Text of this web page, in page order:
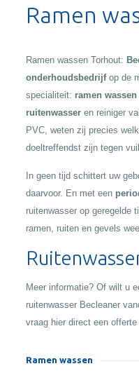
Ramen
Ramen wassen Torhout:
onderhoudsbedrijfop de
specialiteit: ramen
ruitenwasseren reiniger
PVC, weten zij precies
doeltreffendst zijn tegen
In geen tijd schittert uw
daarvoor. En met een
ruitenwasser op geregelde
ramen, ruiten en gevels
Meer informatie? Of wilt u
ruitenwasser Becleaner
vraag hier direct een
Ramen wassen